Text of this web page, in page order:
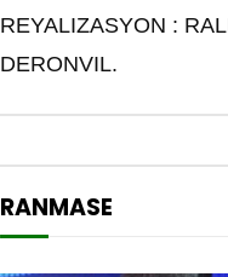
REYALIZASYON :
DERONVIL.
RANMASE